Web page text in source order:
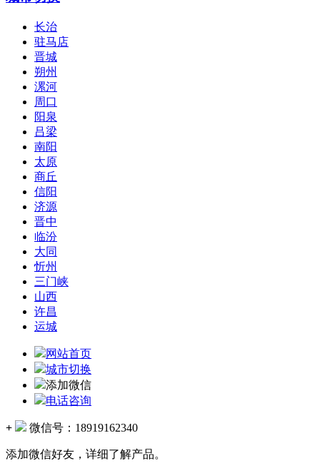
长治
驻马店
晋城
朔州
漯河
周口
阳泉
吕梁
南阳
太原
商丘
信阳
济源
晋中
临汾
大同
忻州
三门峡
山西
许昌
运城
网站首页
城市切换
添加微信
电话咨询
+ 微信号： 18919162340
添加微信好友，详细了解产品。